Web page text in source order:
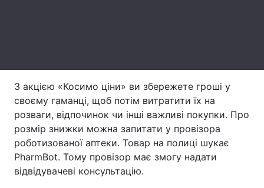
З акцією «Косимо ціни» ви збережете гроші у
своєму гаманці, щоб потім витратити їх на
розваги, відпочинок чи інші важливі покупки. Про
розмір знижки можна запитати у провізора
роботизованої аптеки. Товар на полиці шукає
PharmBot. Тому провізор має змогу надати
відвідувачеві консультацію.